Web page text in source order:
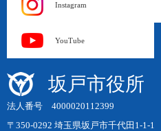
Instagram
YouTube
坂戸市役所
法人番号 4000020112399
〒350-0292 埼玉県坂戸市千代田1-1-1